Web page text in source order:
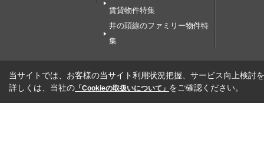
賃貸物件特集
井の頭線のファミリー物件特
集
当サイトでは、お客様の当サイト利用状況把握、サービス向上検討
詳しくは、当社の 「Cookieの取扱いについて」 をご確認ください。